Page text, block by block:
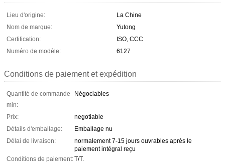
Lieu d'origine:
La Chine
Nom de marque:
Yutong
Certification:
ISO, CCC
Numéro de modèle:
6127
Conditions de paiement et expédition
Quantité de commande
min:
Négociables
Prix:
negotiable
Détails d'emballage:
Emballage nu
Délai de livraison:
normalement 7-15 jours ouvrables après le
paiement intégral reçu
Conditions de paiement:T/T.